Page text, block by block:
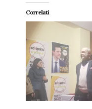
Correlati